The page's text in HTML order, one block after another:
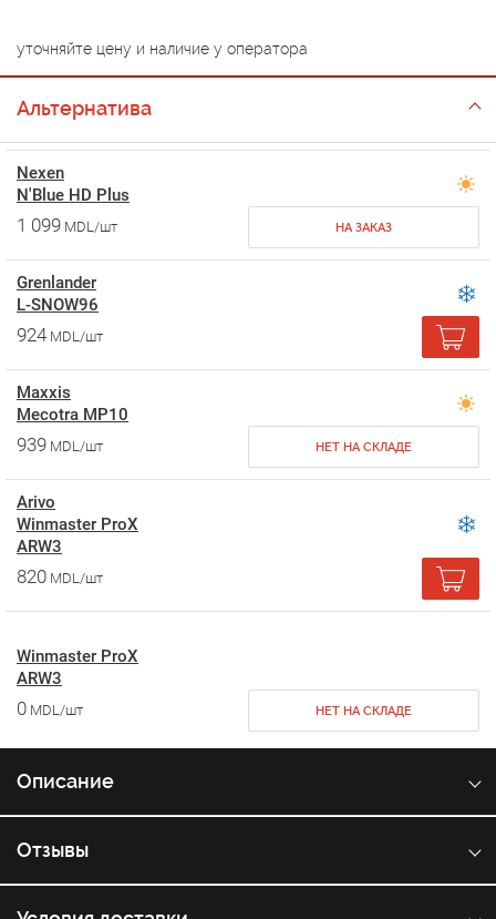
уточняйте цену и наличие у оператора
Альтернатива
Nexen
N'Blue HD Plus
1 099 MDL/шт НА ЗАКАЗ
Grenlander
L-SNOW96
924 MDL/шт
Maxxis
Mecotra MP10
939 MDL/шт НЕТ НА СКЛАДЕ
Arivo
Winmaster ProX
ARW3
820 MDL/шт
Winmaster ProX
ARW3
0 MDL/шт НЕТ НА СКЛАДЕ
Описание
Отзывы